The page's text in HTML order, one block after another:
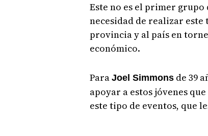
Este no es el primer grupo
necesidad de realizar
provincia y al país en
económico.
Para Joel Simmonsde 39
apoyar a estos jóvenes
este tipo de eventos, que